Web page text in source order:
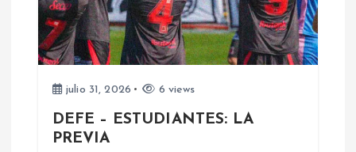
n
d
julio 31, 2026 6 views
DEFE – ESTUDIANTES: LA
PREVIA